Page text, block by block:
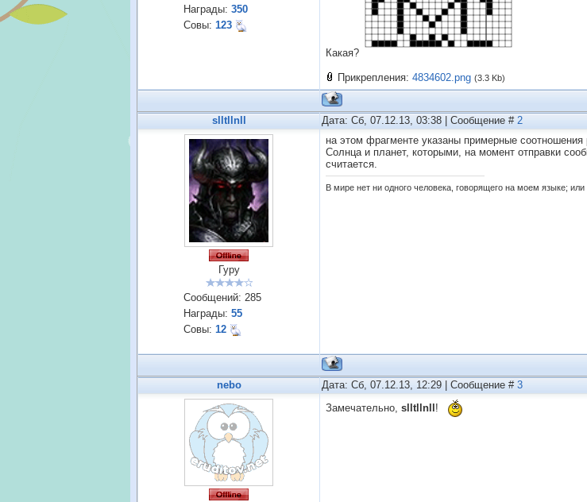
Награды: 350
Совы: 123
Какая?
Прикрепления: 4834602.png (3.3 Kb)
slltllnll Дата: Сб, 07.12.13, 03:38 | Сообщение # 2
Гуру
Сообщений: 285
Награды: 55
Совы: 12
на этом фрагменте указаны примерные
Солнца и планет, которыми, на момент отправки
считается.
В мире нет ни одного человека, говорящего на моем языке;
nebo Дата: Сб, 07.12.13, 12:29 | Сообщение # 3
Замечательно, slltllnll!